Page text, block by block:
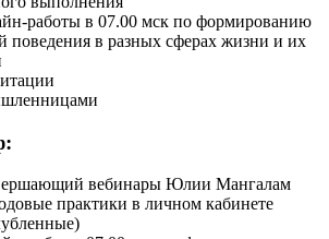
работы в 07.00 мск по формированию
поведения в разных сферах жизни и их
вебинары Юлии Мангалам
практики в личном кабинете